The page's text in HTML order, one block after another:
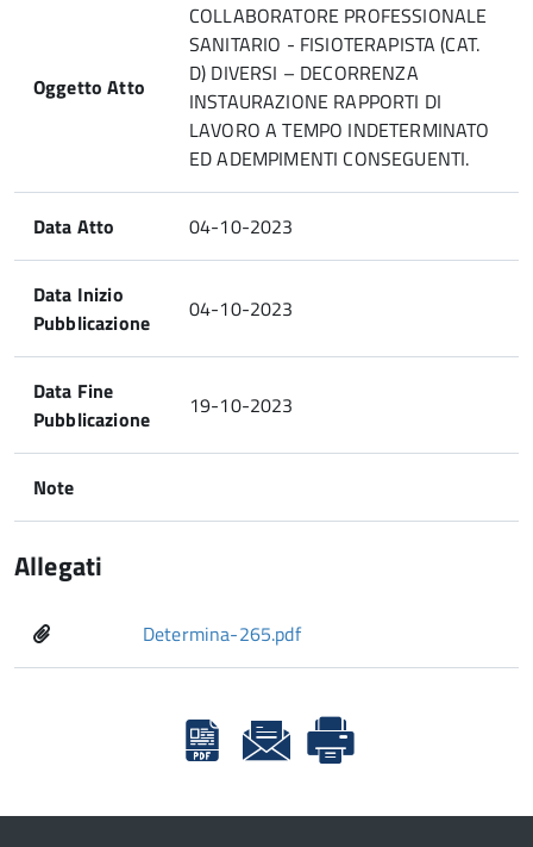
Oggetto Atto
COLLABORATORE PROFESSIONALE
SANITARIO - FISIOTERAPISTA (CAT.
D) DIVERSI – DECORRENZA
INSTAURAZIONE RAPPORTI DI
LAVORO A TEMPO INDETERMINATO
ED ADEMPIMENTI CONSEGUENTI.
Data Atto 04-10-2023
Data Inizio
Pubblicazione
04-10-2023
Data Fine
Pubblicazione
19-10-2023
Note
Allegati
Determina-265.pdf